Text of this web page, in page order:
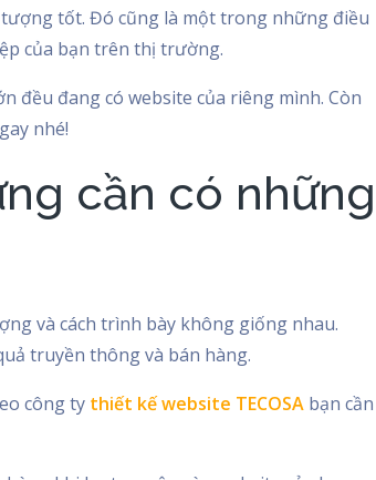
tốt. Đó cũng là một trong những điều
của bạn trên thị trường.
đều đang có website của riêng mình. Còn
nhé!
cần có những
và cách trình bày không giống nhau.
truyền thông và bán hàng.
công ty thiết kế website TECOSA bạn cần